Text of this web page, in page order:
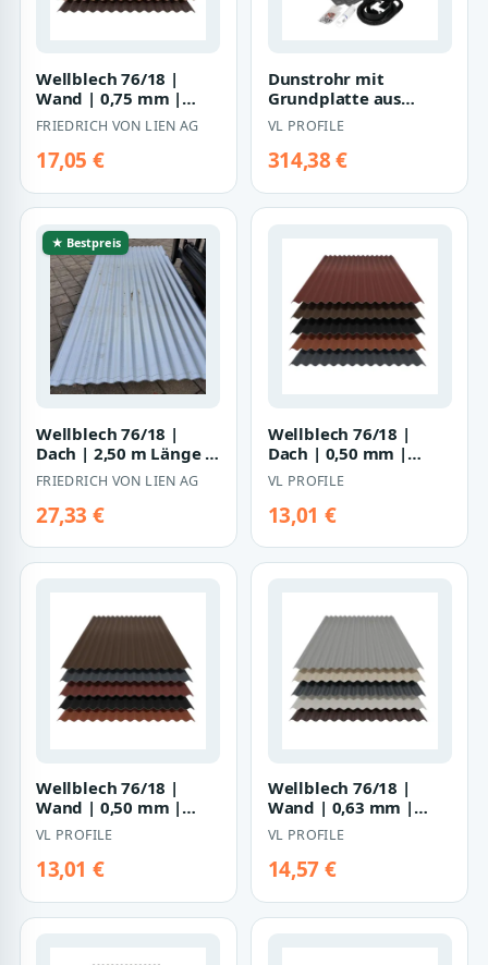
Wellblech 76/18 |
Wand | 0,75 mm |
Stahl | 60 µm
PURAMID
FRIEDRICH VON LIEN AG
17,05 €
Dunstrohr mit
Grundplatte aus
Kunststoff | für
Trapezbleche
VL PROFILE
314,38 €
★ Bestpreis
Wellblech 76/18 |
Dach | 2,50 m Länge |
Aluzink
FRIEDRICH VON LIEN AG
27,33 €
Wellblech 76/18 |
Dach | 0,50 mm |
Stahl | 35 µm
Mattpolyester
VL PROFILE
13,01 €
Wellblech 76/18 |
Wand | 0,50 mm |
Stahl | 35 µm
Mattpolyester
VL PROFILE
13,01 €
Wellblech 76/18 |
Wand | 0,63 mm |
Stahl | 25 µm
Polyester
VL PROFILE
14,57 €